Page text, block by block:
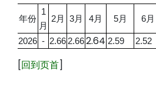
年份
1
月
2月 3月 4月 5月 6月
2026 - 2.662.662.64 2.59 2.52
[回到页首]